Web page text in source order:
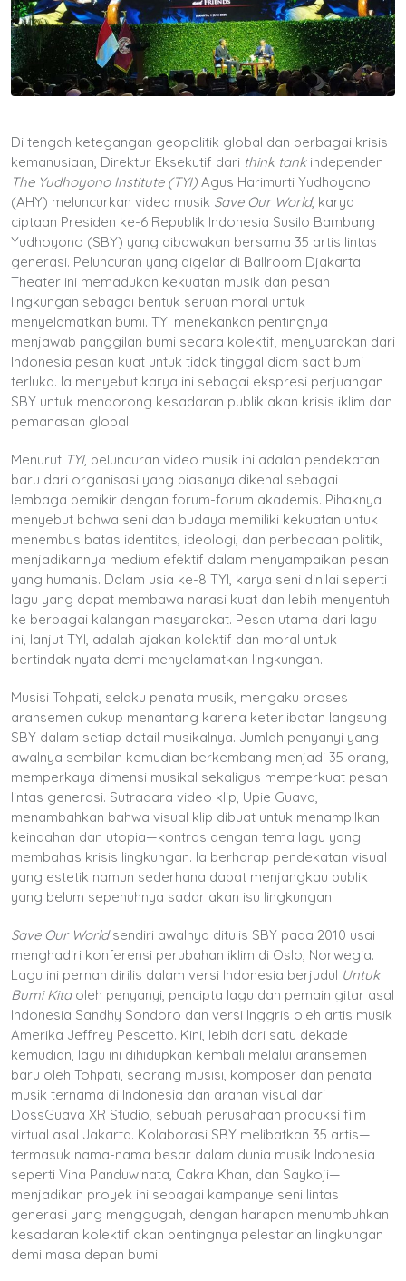
Di tengah ketegangan geopolitik global dan berbagai krisis
kemanusiaan, Direktur Eksekutif dari think tankindependen
The Yudhoyono Institute (TYI) Agus Harimurti Yudhoyono
(AHY) meluncurkan video musik Save Our World, karya
ciptaan Presiden ke-6 Republik Indonesia Susilo Bambang
Yudhoyono (SBY) yang dibawakan bersama 35 artis lintas
generasi. Peluncuran yang digelar di Ballroom Djakarta
Theater ini memadukan kekuatan musik dan pesan
lingkungan sebagai bentuk seruan moral untuk
menyelamatkan bumi. TYI menekankan pentingnya
menjawab panggilan bumi secara kolektif, menyuarakan dari
Indonesia pesan kuat untuk tidak tinggal diam saat bumi
terluka. Ia menyebut karya ini sebagai ekspresi perjuangan
SBY untuk mendorong kesadaran publik akan krisis iklim dan
pemanasan global.
Menurut TYI, peluncuran video musik ini adalah pendekatan
baru dari organisasi yang biasanya dikenal sebagai
lembaga pemikir dengan forum-forum akademis. Pihaknya
menyebut bahwa seni dan budaya memiliki kekuatan untuk
menembus batas identitas, ideologi, dan perbedaan politik,
menjadikannya medium efektif dalam menyampaikan pesan
yang humanis. Dalam usia ke-8 TYI, karya seni dinilai seperti
lagu yang dapat membawa narasi kuat dan lebih menyentuh
ke berbagai kalangan masyarakat. Pesan utama dari lagu
ini, lanjut TYI, adalah ajakan kolektif dan moral untuk
bertindak nyata demi menyelamatkan lingkungan.
Musisi Tohpati, selaku penata musik, mengaku proses
aransemen cukup menantang karena keterlibatan langsung
SBY dalam setiap detail musikalnya. Jumlah penyanyi yang
awalnya sembilan kemudian berkembang menjadi 35 orang,
memperkaya dimensi musikal sekaligus memperkuat pesan
lintas generasi. Sutradara video klip, Upie Guava,
menambahkan bahwa visual klip dibuat untuk menampilkan
keindahan dan utopia—kontras dengan tema lagu yang
membahas krisis lingkungan. Ia berharap pendekatan visual
yang estetik namun sederhana dapat menjangkau publik
yang belum sepenuhnya sadar akan isu lingkungan.
Save Our Worldsendiri awalnya ditulis SBY pada 2010 usai
menghadiri konferensi perubahan iklim di Oslo, Norwegia.
Lagu ini pernah dirilis dalam versi Indonesia berjudul Untuk
Bumi Kitaoleh penyanyi, pencipta lagu dan pemain gitar asal
Indonesia Sandhy Sondoro dan versi Inggris oleh artis musik
Amerika Jeffrey Pescetto. Kini, lebih dari satu dekade
kemudian, lagu ini dihidupkan kembali melalui aransemen
baru oleh Tohpati, seorang musisi, komposer dan penata
musik ternama di Indonesia dan arahan visual dari
DossGuava XR Studio, sebuah perusahaan produksi film
virtual asal Jakarta. Kolaborasi SBY melibatkan 35 artis—
termasuk nama-nama besar dalam dunia musik Indonesia
seperti Vina Panduwinata, Cakra Khan, dan Saykoji—
menjadikan proyek ini sebagai kampanye seni lintas
generasi yang menggugah, dengan harapan menumbuhkan
kesadaran kolektif akan pentingnya pelestarian lingkungan
demi masa depan bumi.